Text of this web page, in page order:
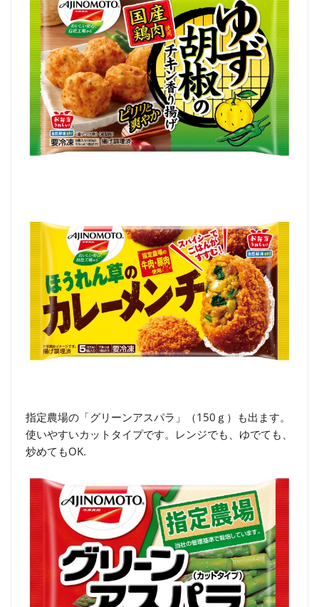
指定農場の「グリーンアスパラ」（150ｇ）も出ます。
使いやすいカットタイプです。レンジでも、ゆでても、
炒めてもOK.